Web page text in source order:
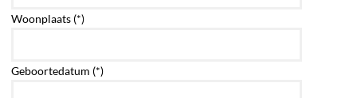
Woonplaats (*)
Geboortedatum (*)